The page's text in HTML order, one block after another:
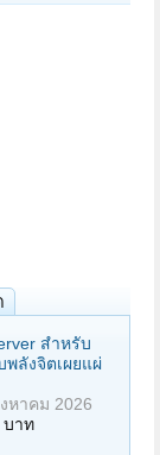
สำหรับ
พลังจิตเผยแผ่
หาคม 2026
บาท